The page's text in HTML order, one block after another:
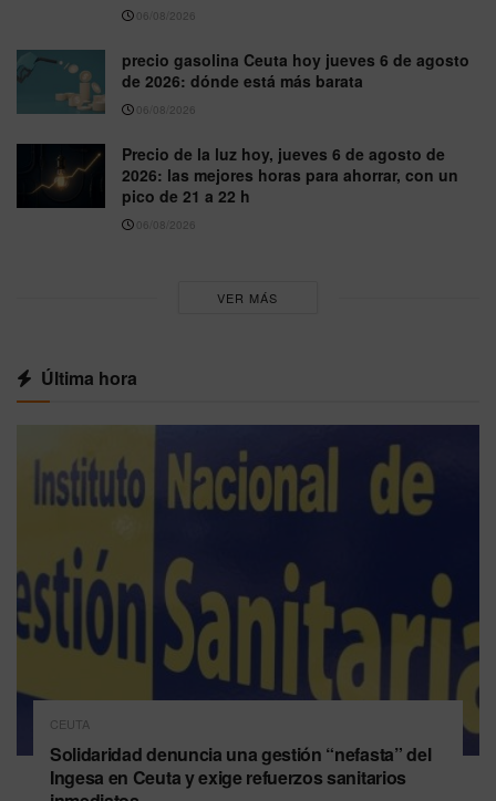
06/08/2026
precio gasolina Ceuta hoy jueves 6 de agosto
de 2026: dónde está más barata
06/08/2026
Precio de la luz hoy, jueves 6 de agosto de
2026: las mejores horas para ahorrar, con un
pico de 21 a 22 h
06/08/2026
VER MÁS
Última hora
CEUTA
Solidaridad denuncia una gestión “nefasta” del
Ingesa en Ceuta y exige refuerzos sanitarios